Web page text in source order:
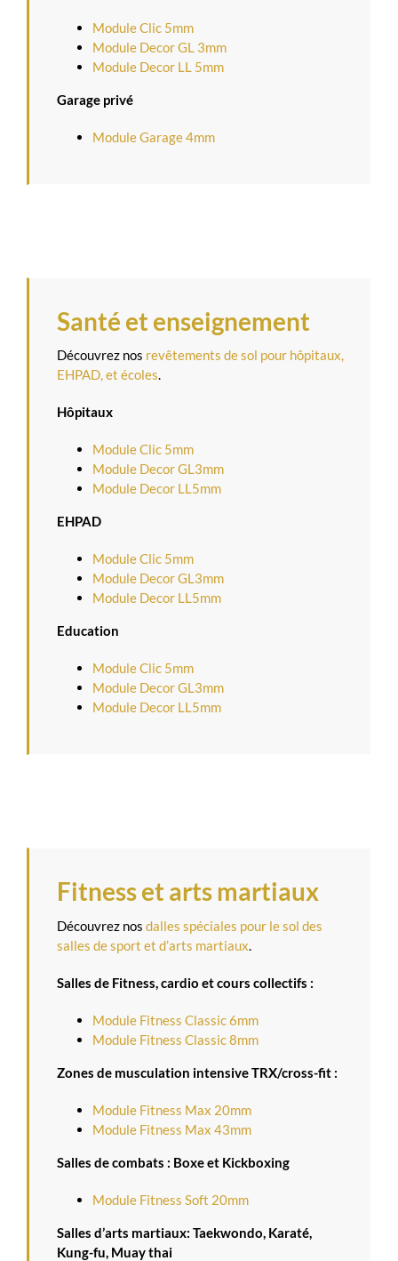
Module Clic 5mm
Module Decor GL 3mm
Module Decor LL 5mm
Garage privé
Module Garage 4mm
Santé et enseignement
Découvrez nos revêtements de sol pour hôpitaux,
EHPAD, et écoles.
Hôpitaux
Module Clic 5mm
Module Decor GL3mm
Module Decor LL5mm
EHPAD
Module Clic 5mm
Module Decor GL3mm
Module Decor LL5mm
Education
Module Clic 5mm
Module Decor GL3mm
Module Decor LL5mm
Fitness et arts martiaux
Découvrez nos dalles spéciales pour le sol des
salles de sport et d’arts martiaux.
Salles de Fitness, cardio et cours collectifs :
Module Fitness Classic 6mm
Module Fitness Classic 8mm
Zones de musculation intensive TRX/cross-fit :
Module Fitness Max 20mm
Module Fitness Max 43mm
Salles de combats : Boxe et Kickboxing
Module Fitness Soft 20mm
Salles d’arts martiaux: Taekwondo, Karaté,
Kung-fu, Muay thai